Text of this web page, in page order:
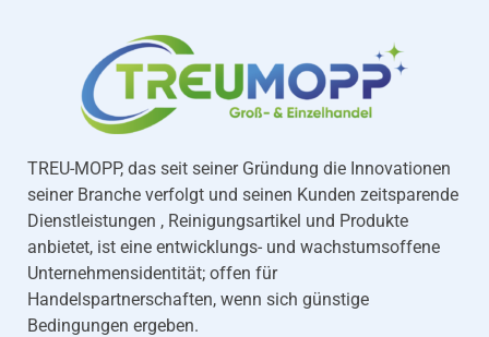
TREU-MOPP, das seit seiner Gründung die Innovationen
seiner Branche verfolgt und seinen Kunden zeitsparende
Dienstleistungen , Reinigungsartikel und Produkte
anbietet, ist eine entwicklungs- und wachstumsoffene
Unternehmensidentität; offen für
Handelspartnerschaften, wenn sich günstige
Bedingungen ergeben.